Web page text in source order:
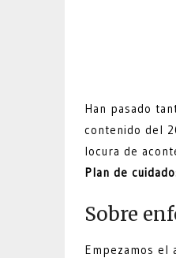
Han pasado
contenido del
locura de
Plan de
Sobre
Empezamos el